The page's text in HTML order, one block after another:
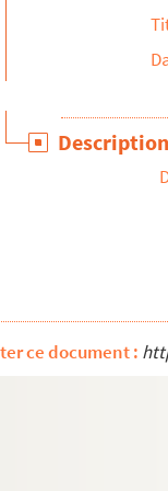
Beatissimi
passa est in
de S. Maur, à
ce document :